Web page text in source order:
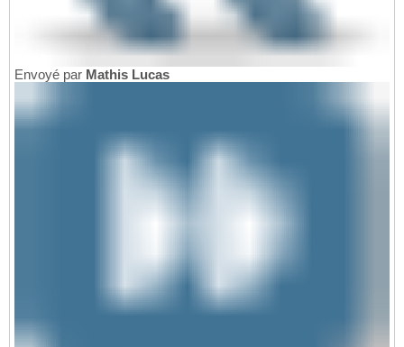
Envoyé par Mathis Lucas